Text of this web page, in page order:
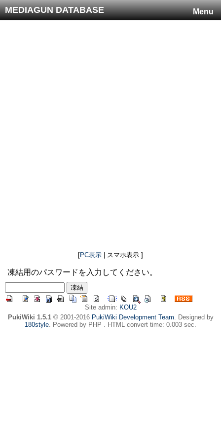
Menu
MEDIAGUN DATABASE
[PC表示 | スマホ表示 ]
凍結用のパスワードを入力してください。
Site admin: KOU2
PukiWiki 1.5.1© 2001-2016 PukiWiki Development Team. Designed by
180style. Powered by PHP . HTML convert time: 0.003 sec.